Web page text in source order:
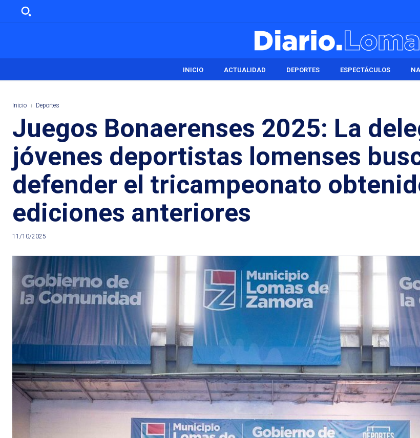
INICIO ACTUALIDAD DEPORTES ESPECTÁCULOS
Inicio Deportes
Juegos Bonaerenses 2025: La
jóvenes deportistas lomenses
defender el tricampeonato
ediciones anteriores
11/10/2025